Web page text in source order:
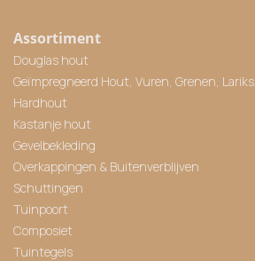
Assortiment
Douglas hout
Geïmpregneerd Hout, Vuren, Grenen, Lariks
Hardhout
Kastanje hout
Gevelbekleding
Overkappingen & Buitenverblijven
Schuttingen
Tuinpoort
Composiet
Tuintegels